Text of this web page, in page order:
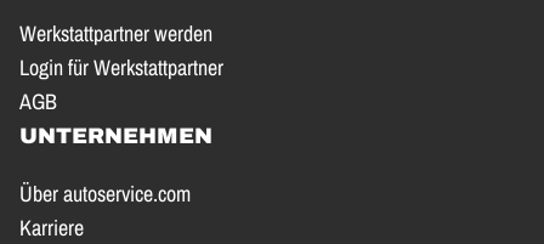
Werkstattpartner werden
Login für Werkstattpartner
AGB
UNTERNEHMEN
Über autoservice.com
Karriere